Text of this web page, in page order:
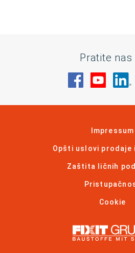
Pratite nas
Posetite
Impressum
Opšti uslovi prodaje
Zaštita ličnih
Cookie